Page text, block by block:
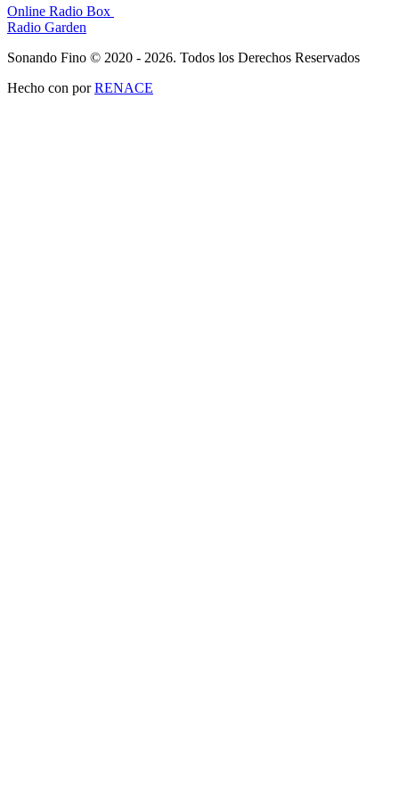
Online Radio Box
Radio Garden
Sonando Fino © 2020 - 2026. Todos los Derechos Reservados
Hecho con porRENACE